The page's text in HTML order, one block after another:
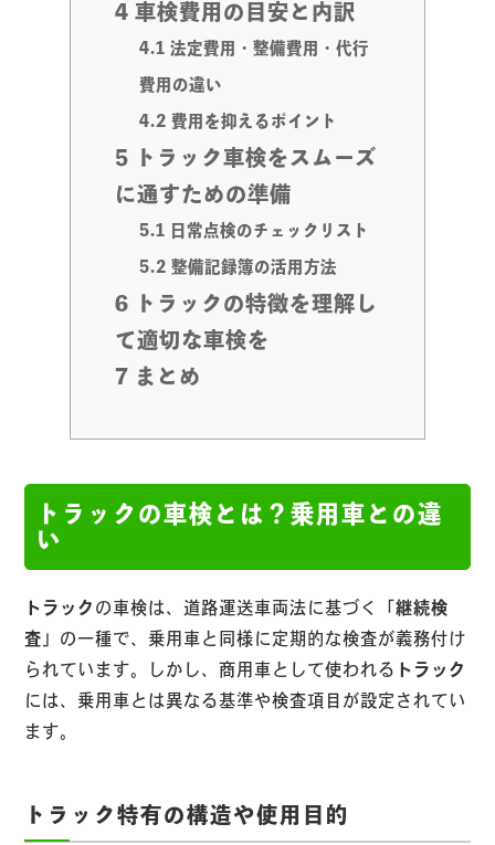
4 車検費用の目安と内訳
4.1 法定費用・整備費用・代行
費用の違い
4.2 費用を抑えるポイント
5 トラック車検をスムーズ
に通すための準備
5.1 日常点検のチェックリスト
5.2 整備記録簿の活用方法
6 トラックの特徴を理解し
て適切な車検を
7 まとめ
トラックの車検とは？乗用車との違
い
トラック の車検は、道路運送車両法に基づく「継続検
査 」の一種で、乗用車と同様に定期的な検査が義務付け
られています。しかし、商用車として使われる トラック
には、乗用車とは異なる基準や検査項目が設定されてい
ます。
トラック特有の構造や使用目的